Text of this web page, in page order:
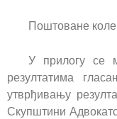
Поштоване
У прилогу се
резултатима
утврђивању
Скупштини